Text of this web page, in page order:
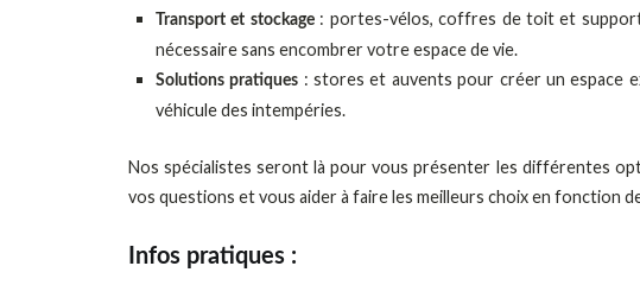
Transport et stockage: portes-vélos, coffres de toit et
nécessaire sans encombrer votre espace de vie.
Solutions pratiques : stores et auvents pour créer un espace
véhicule des intempéries.
Nos spécialistes seront là pour vous présenter les différentes
vos questions et vous aider à faire les meilleurs choix en fonction
Infos pratiques :